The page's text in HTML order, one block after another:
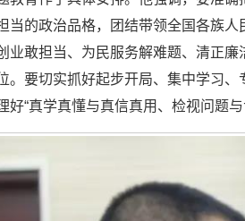
当的政治品格，团结带领全国各族
业敢担当、为民服务解难题、清正
。要切实抓好起步开局、集中学习
好“真学真懂与真信真用、检视问题